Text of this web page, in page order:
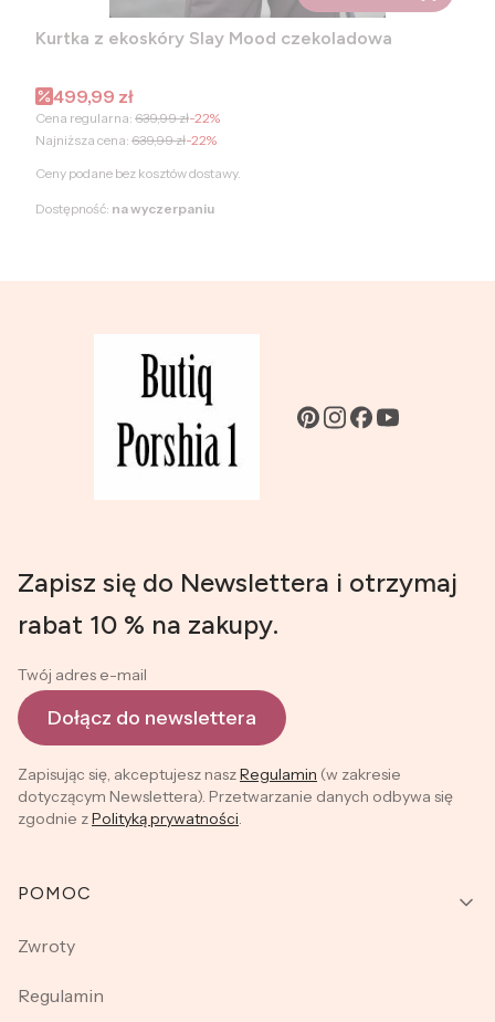
Kurtka z ekoskóry Slay Mood czekoladowa
Cena promocyjna
499,99 zł
Cena regularna: 639,99 zł-22%
Najniższa cena: 639,99 zł-22%
Ceny podane bez kosztów dostawy.
Dostępność: na wyczerpaniu
Zapisz się do Newslettera i otrzymaj
rabat 10 % na zakupy.
Twój adres e-mail
Dołącz do newslettera
Zapisując się, akceptujesz naszRegulamin (w zakresie
dotyczącym Newslettera). Przetwarzanie danych odbywa się
zgodnie zPolityką prywatności.
Linki w stopce
POMOC
Zwroty
Regulamin